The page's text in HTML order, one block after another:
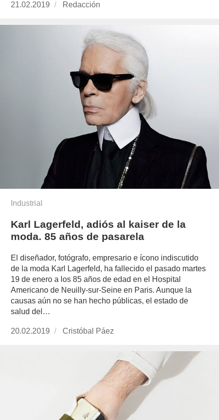
Publicado
21.02.2019 https://www.experimenta.es/author/redaccion/
Redacción
Industrial
Karl Lagerfeld, adiós al kaiser de la
moda. 85 años de pasarela
El diseñador, fotógrafo, empresario e ícono indiscutido
de la moda Karl Lagerfeld, ha fallecido el pasado martes
19 de enero a los 85 años de edad en el Hospital
Americano de Neuilly-sur-Seine en Paris. Aunque la
causas aún no se han hecho públicas, el estado de
salud del…
Publicado
20.02.2019
https://www.experimenta.es/author/cristobal-
Cristóbal Páez